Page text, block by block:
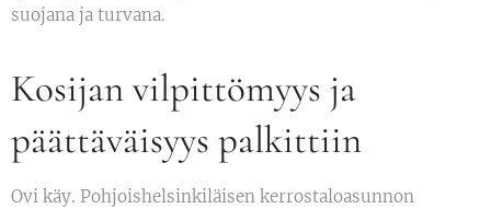
suojana ja turvana.
Kosijan vilpittömyys ja
päättäväisyys palkittiin
Ovi käy. Pohjoishelsinkiläisen kerrostaloasunnon